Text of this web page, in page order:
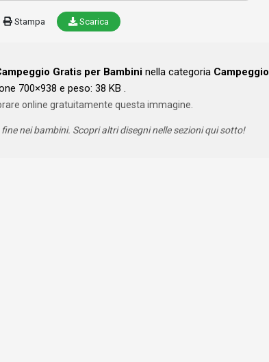
Stampa Scarica
Gratis per Bambininella categoria Campeggio
700×938 e peso: 38 KB .
online gratuitamente questa immagine.
nei bambini. Scopri altri disegni nelle sezioni qui sotto!